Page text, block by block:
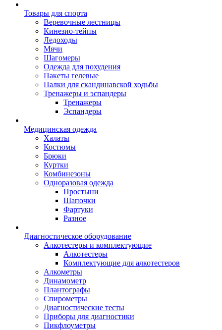
Товары для спорта
Веревочные лестницы
Кинезио-тейпы
Ледоходы
Мячи
Шагомеры
Одежда для похудения
Пакеты гелевые
Палки для скандинавской ходьбы
Тренажеры и эспандеры
Тренажеры
Эспандеры
Медицинская одежда
Халаты
Костюмы
Брюки
Куртки
Комбинезоны
Одноразовая одежда
Простыни
Шапочки
Фартуки
Разное
Диагностическое оборудование
Алкотестеры и комплектующие
Алкотестеры
Комплектующие для алкотестеров
Алкометры
Динамометр
Плантографы
Спирометры
Диагностические тесты
Приборы для диагностики
Пикфлоуметры